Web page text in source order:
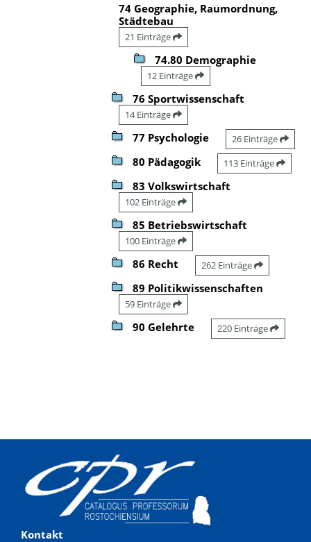
74 Geographie, Raumordnung,
Städtebau
21 Einträge
74.80 Demographie
12 Einträge
76 Sportwissenschaft
14 Einträge
77 Psychologie 26 Einträge
80 Pädagogik 113 Einträge
83 Volkswirtschaft
102 Einträge
85 Betriebswirtschaft
100 Einträge
86 Recht 262 Einträge
89 Politikwissenschaften
59 Einträge
90 Gelehrte 220 Einträge
Kontakt